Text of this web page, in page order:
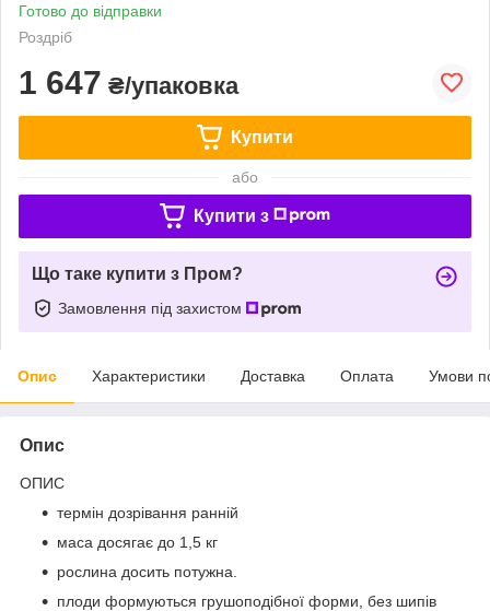
Готово до відправки
Роздріб
1 647 ₴/упаковка
Купити
або
Купити з
Що таке купити з Пром?
Замовлення під захистом
Опис Характеристики Доставка Оплата Умови
Опис
ОПИС
термін дозрівання ранній
маса досягає до 1,5 кг
рослина досить потужна.
плоди формуються грушоподібної форми, без шипів